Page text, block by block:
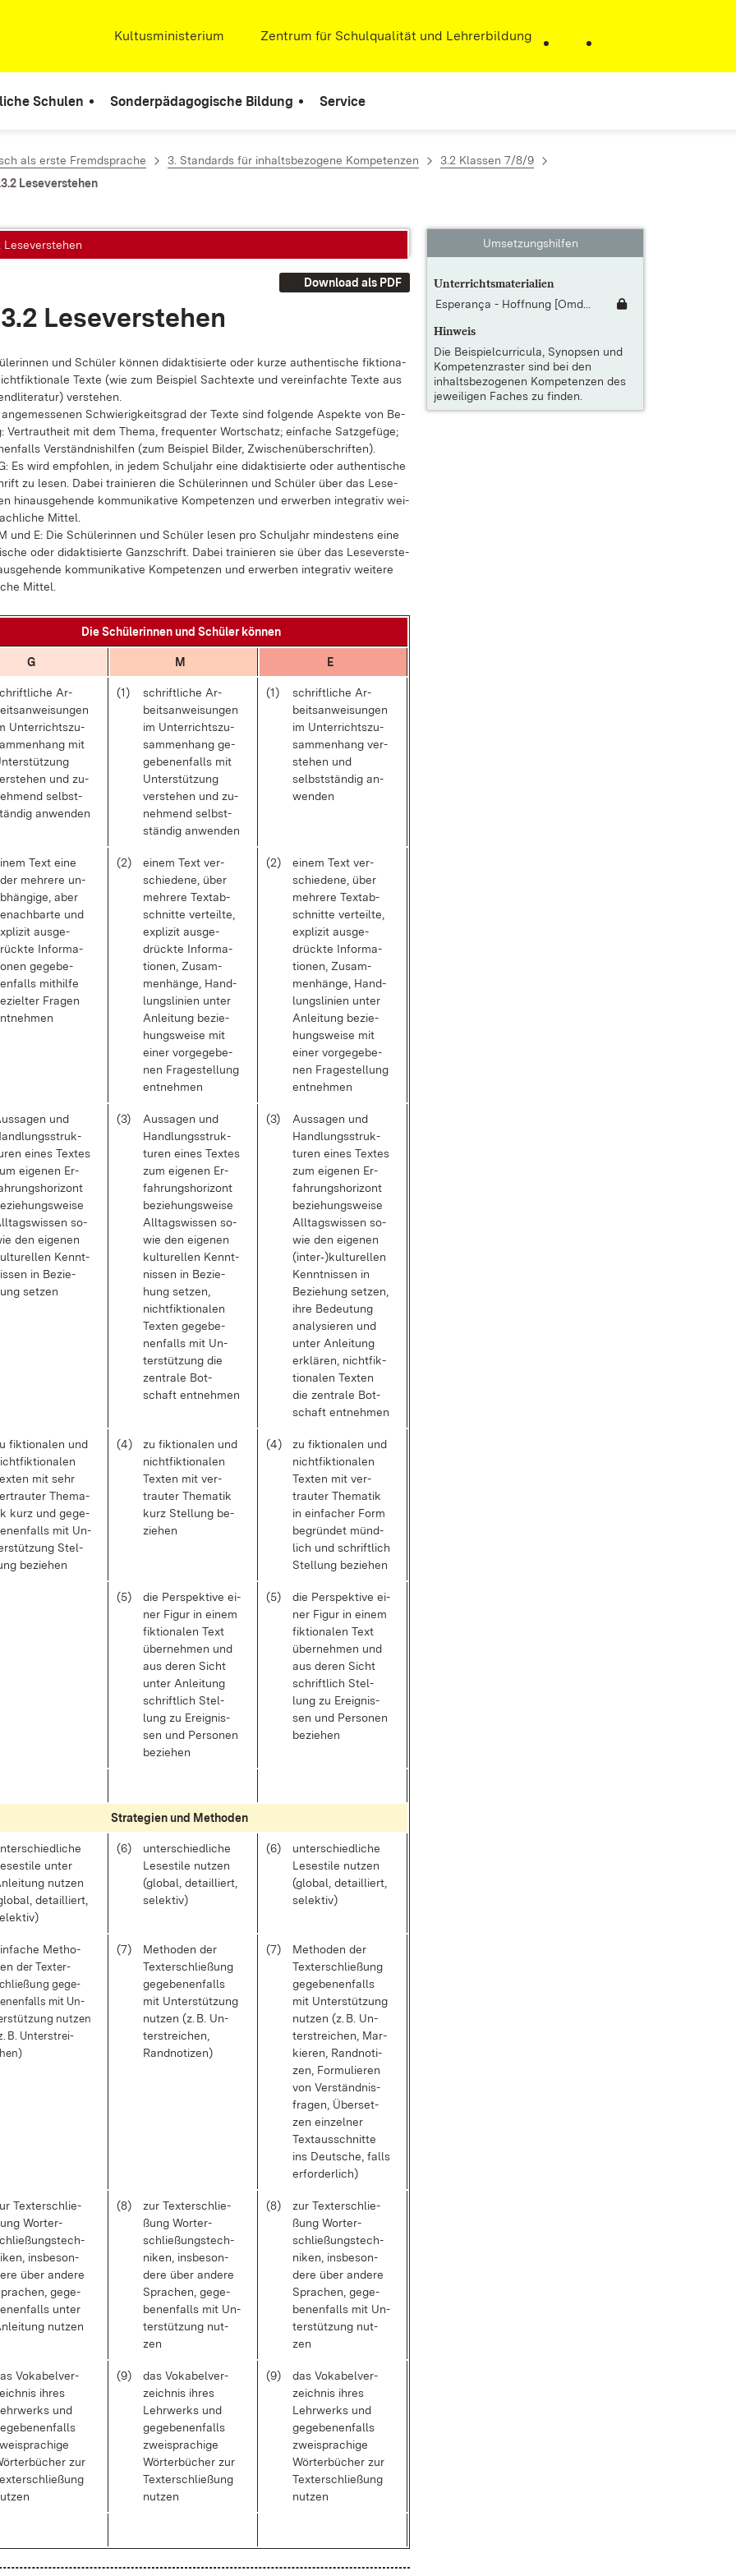
Extern:
Kultusministerium (Öffnet in neuem Fenster)
Extern:
Zentrum für Schulqualität und Lehrerbildung
Schulen Sonderpädagogische Bildung Service
als erste Fremdsprache 3. Standards für inhaltsbezogene Kompetenzen
3.2 Klassen 7/8/9
Leseverstehen
Leseverstehen
Download als PDF
Le­se­ver­ste­hen
und Schü­ler kön­nen di­dak­ti­sier­te oder kur­ze au­then­ti­sche fik­tio­na­
Tex­te (wie zum Bei­spiel Sach­t­ex­te und ver­ein­fach­te Tex­te aus
ver­ste­hen.
an­ge­mes­se­nen Schwie­rig­keits­grad der Tex­te sind fol­gen­de As­pek­te von Be­
Ver­traut­heit mit dem The­ma, fre­quen­ter Wort­schatz; ein­fa­che Satz­ge­fü­ge;
Ver­ständ­nis­hil­fen (zum Bei­spiel Bil­der, Zwi­schen­über­schrif­ten).
Es wird emp­foh­len, in je­dem Schul­jahr ei­ne di­dak­ti­sier­te oder au­then­ti­sche
zu le­sen. Da­bei trai­nie­ren die Schü­le­rin­nen und Schü­ler über das Le­se­
hin­aus­ge­hen­de kom­mu­ni­ka­ti­ve Kom­pe­ten­zen und er­wer­ben in­te­gra­tiv wei­
Mit­tel.
und E: Die Schü­le­rin­nen und Schü­ler le­sen pro Schul­jahr min­des­tens ei­ne
oder di­dak­ti­sier­te Ganz­schrift. Da­bei trai­nie­ren sie über das Le­se­ver­ste­
kom­mu­ni­ka­ti­ve Kom­pe­ten­zen und er­wer­ben in­te­gra­tiv wei­te­re
Mit­tel.
Die Schü­le­rin­nen und Schü­ler kön­nen
G M E
Ar­
Un­ter­richts­zu­
mit
und zu­
selbst­
an­wen­den
(1)
schrift­li­che Ar­
beits­an­wei­sun­gen
im Un­ter­richts­zu­
sam­men­hang ge­
ge­be­nen­falls mit
Un­ter­stüt­zung
ver­ste­hen und zu­
neh­mend selbst­
stän­dig an­wen­den
(1)
schrift­li­che Ar­
beits­an­wei­sun­gen
im Un­ter­richts­zu­
sam­men­hang ver­
ste­hen und
selbst­stän­dig an­
wen­den
Text ei­ne
meh­re­re un­
aber
und
aus­ge­
In­for­ma­
ge­ge­be­
mit­hil­fe
Fra­gen
(2)
ei­nem Text ver­
schie­de­ne, über
meh­re­re Text­ab­
schnit­te ver­teil­te,
ex­pli­zit aus­ge­
drück­te In­for­ma­
tio­nen, Zu­sam­
men­hän­ge, Hand­
lungs­li­ni­en un­ter
An­lei­tung be­zie­
hungs­wei­se mit
ei­ner vor­ge­ge­be­
nen Fra­ge­stel­lung
ent­neh­men
(2)
ei­nem Text ver­
schie­de­ne, über
meh­re­re Text­ab­
schnit­te ver­teil­te,
ex­pli­zit aus­ge­
drück­te In­for­ma­
tio­nen, Zu­sam­
men­hän­ge, Hand­
lungs­li­ni­en un­ter
An­lei­tung be­zie­
hungs­wei­se mit
ei­ner vor­ge­ge­be­
nen Fra­ge­stel­lung
ent­neh­men
und
ei­nes Tex­tes
ei­ge­nen Er­
so­
den ei­ge­nen
Kennt­
in Be­zie­
set­zen
(3)
Aus­sa­gen und
Hand­lungs­struk­
tu­ren ei­nes Tex­tes
zum ei­ge­nen Er­
fah­rungs­ho­ri­zont
be­zie­hungs­wei­se
All­tags­wis­sen so­
wie den ei­ge­nen
kul­tu­rel­len Kennt­
nis­sen in Be­zie­
hung set­zen,
nicht­fik­tio­na­len
Tex­ten ge­ge­be­
nen­falls mit Un­
ter­stüt­zung die
zen­tra­le Bot­
schaft ent­neh­men
(3)
Aus­sa­gen und
Hand­lungs­struk­
tu­ren ei­nes Tex­tes
zum ei­ge­nen Er­
fah­rungs­ho­ri­zont
be­zie­hungs­wei­se
All­tags­wis­sen so­
wie den ei­ge­nen
(in­ter‑)kul­tu­rel­len
Kennt­nis­sen in
Be­zie­hung set­zen,
ih­re Be­deu­tung
ana­ly­sie­ren und
un­ter An­lei­tung
er­klä­ren, nicht­fik­
tio­na­len Tex­ten
die zen­tra­le Bot­
schaft ent­neh­men
fik­tio­na­len und
mit sehr
The­ma­
kurz und ge­ge­
mit Un­
Stel­
be­zie­hen
(4)
zu fik­tio­na­len und
nicht­fik­tio­na­len
Tex­ten mit ver­
trau­ter The­ma­tik
kurz Stel­lung be­
zie­hen
(4)
zu fik­tio­na­len und
nicht­fik­tio­na­len
Tex­ten mit ver­
trau­ter The­ma­tik
in ein­fa­cher Form
be­grün­det münd­
lich und schrift­lich
Stel­lung be­zie­hen
(5)
die Per­spek­ti­ve ei­
ner Fi­gur in ei­nem
fik­tio­na­len Text
über­neh­men und
aus de­ren Sicht
un­ter An­lei­tung
schrift­lich Stel­
lung zu Er­eig­nis­
sen und Per­so­nen
be­zie­hen
(5)
die Per­spek­ti­ve ei­
ner Fi­gur in ei­nem
fik­tio­na­len Text
über­neh­men und
aus de­ren Sicht
schrift­lich Stel­
lung zu Er­eig­nis­
sen und Per­so­nen
be­zie­hen
Stra­te­gi­en und Me­tho­den
un­ter
nut­zen
de­tail­liert,
(6)
un­ter­schied­li­che
Le­se­sti­le nut­zen
(glo­bal, de­tail­liert,
se­lek­tiv)
(6)
un­ter­schied­li­che
Le­se­sti­le nut­zen
(glo­bal, de­tail­liert,
se­lek­tiv)
Me­tho­
der Tex­ter­
ge­ge­
mit Un­
nut­zen
B. Un­ter­strei­
(7)
Me­tho­den der
Tex­ter­schlie­ßung
ge­ge­be­nen­falls
mit Un­ter­stüt­zung
nut­zen (z. B. Un­
ter­strei­chen,
Rand­no­ti­zen)
(7)
Me­tho­den der
Tex­ter­schlie­ßung
ge­ge­be­nen­falls
mit Un­ter­stüt­zung
nut­zen (z. B. Un­
ter­strei­chen, Mar­
kie­ren, Rand­no­ti­
zen, For­mu­lie­ren
von Ver­ständ­nis­
fra­gen, Über­set­
zen ein­zel­ner
Text­aus­schnit­te
ins Deut­sche, falls
er­for­der­lich)
Tex­ter­schlie­
Wort­er­
ins­be­son­
über an­de­re
ge­ge­
un­ter
nut­zen
(8)
zur Tex­ter­schlie­
ßung Wort­er­
schlie­ßungs­tech­
ni­ken, ins­be­son­
de­re über an­de­re
Spra­chen, ge­ge­
be­nen­falls mit Un­
ter­stüt­zung nut­
zen
(8)
zur Tex­ter­schlie­
ßung Wort­er­
schlie­ßungs­tech­
ni­ken, ins­be­son­
de­re über an­de­re
Spra­chen, ge­ge­
be­nen­falls mit Un­
ter­stüt­zung nut­
zen
Vo­ka­bel­ver­
ih­res
und
zur
(9)
das Vo­ka­bel­ver­
zeich­nis ih­res
Lehr­werks und
ge­ge­be­nen­falls
zwei­spra­chi­ge
Wör­ter­bü­cher zur
Tex­ter­schlie­ßung
nut­zen
(9)
das Vo­ka­bel­ver­
zeich­nis ih­res
Lehr­werks und
ge­ge­be­nen­falls
zwei­spra­chi­ge
Wör­ter­bü­cher zur
Tex­ter­schlie­ßung
nut­zen
Umsetzungshilfen
Unterrichtsmaterialien
Esperança - Hoffnung [Omd...
Hinweis
Die Beispielcurricula, Synopsen und
Kompetenzraster sind bei den
inhaltsbezogenen Kompetenzen des
jeweiligen Faches zu finden.